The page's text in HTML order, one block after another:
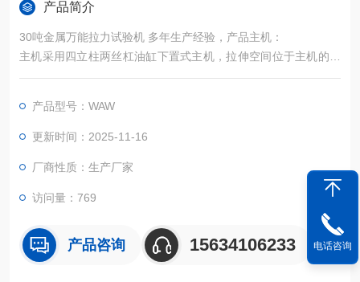
产品简介
30吨金属万能拉力试验机 多年生产经验，产品主机：
主机采用四立柱两丝杠油缸下置式主机，拉伸空间位于主机的上
方，压缩试验空间位于主机下横梁和工作台之间。主机上横梁、
产品型号：WAW
更新时间：2025-11-16
厂商性质：生产厂家
访问量：769
产品咨询 15634106233 电话咨询